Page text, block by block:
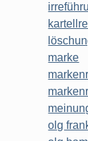
marke
olg